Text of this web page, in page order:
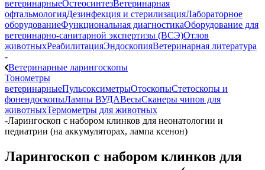
ветеринарныеОстеосинтезВетеринарная
офтальмологияДезинфекция и стерилизацияЛабораторное
оборудованиеФункциональная диагностикаОборудование для
ветеринарно-санитарной экспертизы (ВСЭ)Отлов
животныхРеабилитацияЭндоскопияВетеринарная литература
-
Ветеринарные ларингоскопы
Тонометры
ветеринарныеПульсоксиметрыОтоскопыСтетоскопы и
фонендоскопыЛампы ВУДАВесыСканеры чипов для
животныхТермометры для животных
-Ларингоскоп с набором клинков для неонатологии и
педиатрии (на аккумуляторах, лампа ксенон)
Ларингоскоп с набором клинков для